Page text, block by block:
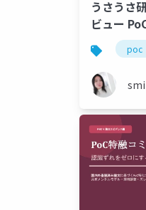
うさうさ研修工房
ビュー
活用【完poc